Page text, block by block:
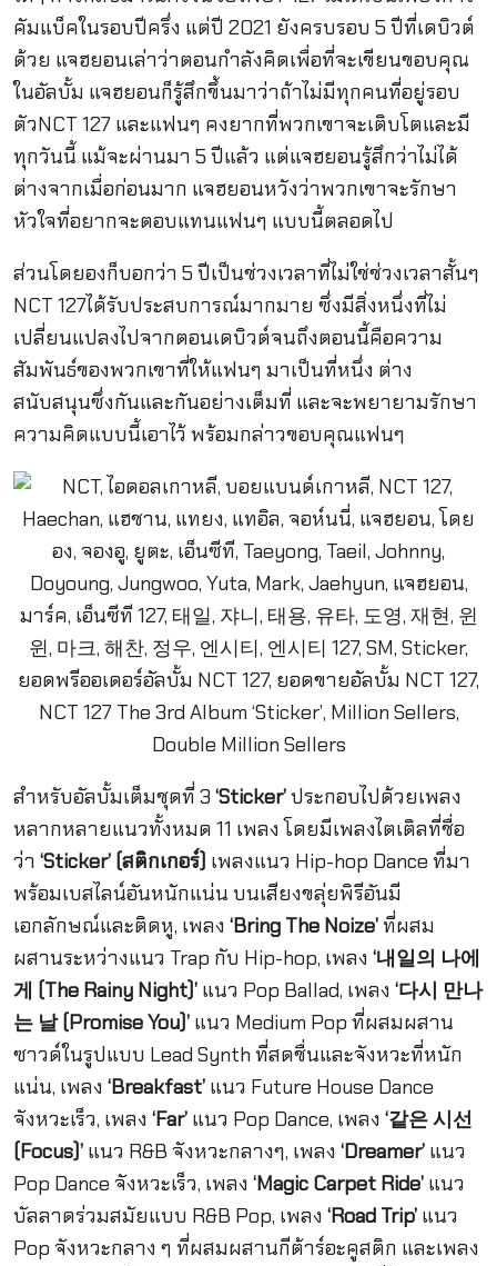
คัมแบ็คในรอบปีครึ่ง แต่ปี 2021 ยังครบรอบ 5 ปีที่เดบิวต์
ด้วย แจฮยอนเล่าว่าตอนกำลังคิดเพื่อที่จะเขียนขอบคุณ
ในอัลบั้ม แจฮยอนก็รู้สึกขึ้นมาว่าถ้าไม่มีทุกคนที่อยู่รอบ
ตัวNCT 127 และแฟนๆ คงยากที่พวกเขาจะเติบโตและมี
ทุกวันนี้ แม้จะผ่านมา 5 ปีแล้ว แต่แจฮยอนรู้สึกว่าไม่ได้
ต่างจากเมื่อก่อนมาก แจฮยอนหวังว่าพวกเขาจะรักษา
หัวใจที่อยากจะตอบแทนแฟนๆ แบบนี้ตลอดไป
ส่วนโดยองก็บอกว่า 5 ปีเป็นช่วงเวลาที่ไม่ใช่ช่วงเวลาสั้นๆ
NCT 127ได้รับประสบการณ์มากมาย ซึ่งมีสิ่งหนึ่งที่ไม่
เปลี่ยนแปลงไปจากตอนเดบิวต์จนถึงตอนนี้คือความ
สัมพันธ์ของพวกเขาที่ให้แฟนๆ มาเป็นที่หนึ่ง ต่าง
สนับสนุนซึ่งกันและกันอย่างเต็มที่ และจะพยายามรักษา
ความคิดแบบนี้เอาไว้ พร้อมกล่าวขอบคุณแฟนๆ
สำหรับอัลบั้มเต็มชุดที่ 3 ‘Sticker’ประกอบไปด้วยเพลง
หลากหลายแนวทั้งหมด 11 เพลง โดยมีเพลงไตเติลที่ชื่อ
ว่า ‘Sticker’ (สติกเกอร์) เพลงแนว Hip-hop Dance ที่มา
พร้อมเบสไลน์อันหนักแน่น บนเสียงขลุ่ยพิรีอันมี
เอกลักษณ์และติดหู, เพลง ‘Bring The Noize’ที่ผสม
ผสานระหว่างแนว Trap กับ Hip-hop, เพลง ‘내일의 나에
게 (The Rainy Night)’แนว Pop Ballad, เพลง ‘다시 만나
는 날 (Promise You)’แนว Medium Pop ที่ผสมผสาน
ซาวด์ในรูปแบบ Lead Synth ที่สดชื่นและจังหวะที่หนัก
แน่น, เพลง ‘Breakfast’แนว Future House Dance
จังหวะเร็ว, เพลง ‘Far’แนว Pop Dance, เพลง ‘같은시선
(Focus)’แนว R&B จังหวะกลางๆ, เพลง ‘Dreamer’ แนว
Pop Dance จังหวะเร็ว, เพลง ‘Magic Carpet Ride’ แนว
บัลลาดร่วมสมัยแบบ R&B Pop, เพลง ‘Road Trip’แนว
Pop จังหวะกลาง ๆ ที่ผสมผสานกีต้าร์อะคูสติก และเพลง